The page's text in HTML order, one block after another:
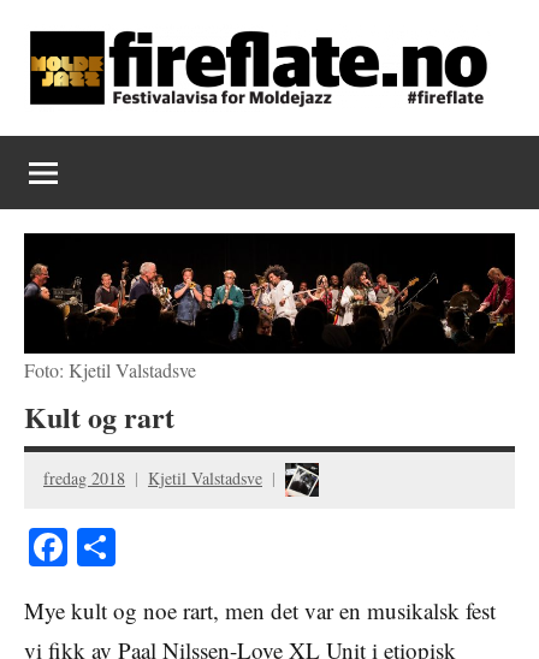
content
Fireflate
Foto: Kjetil Valstadsve
Kult og rart
fredag 2018 Kjetil Valstadsve
Facebook
Mye kult og noe rart, men det var en musikalsk fest
vi fikk av Paal Nilssen-Love XL Unit i etiopisk